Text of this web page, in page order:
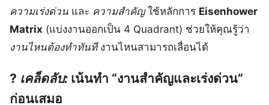
ความเร่งด่วน และ ความสำคัญใช้หลักการ Eisenhower
Matrix (แบ่งงานออกเป็น 4 Quadrant) ช่วยให้คุณรู้ว่า
งานไหนต้องทำทันทีงานไหนสามารถเลื่อนได้
? เคล็ดลับ: เน้นทำ “งานสำคัญและเร่งด่วน”
ก่อนเสมอ